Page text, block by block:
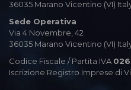
36035 Marano Vicentino (VI)
Sede Operativa
Via 4 Novembre, 42
36035 Marano Vicentino (VI)
Codice Fiscale / Partita IVA
Iscrizione Registro Imprese di